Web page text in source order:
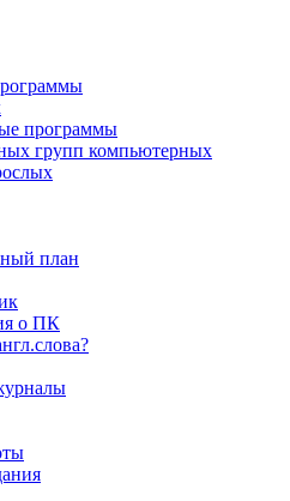
программы
групп компьютерных
план
о ПК